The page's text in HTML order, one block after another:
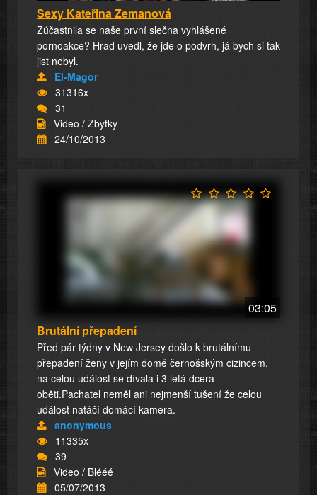
Sexy Kateřina Zemanová
Zúčastnila se naše první slečna vyhlášené
pornoakce? Hrad uvedl, že jde o podvrh, já bych si tak
jist nebyl.
El-Magor
31316x
31
Video / Zbytky
24/10/2013
03:05
Brutální přepadení
Před pár týdny v New Jersey došlo k brutálnímu
přepadení ženy v jejím domě černošským cizincem,
na celou událost se dívala i 3 letá dcera
oběti.Pachatel neměl ani nejmenší tušení že celou
událost natáčí domácí kamera.
anonymous
11335x
39
Video / Blééé
05/07/2013